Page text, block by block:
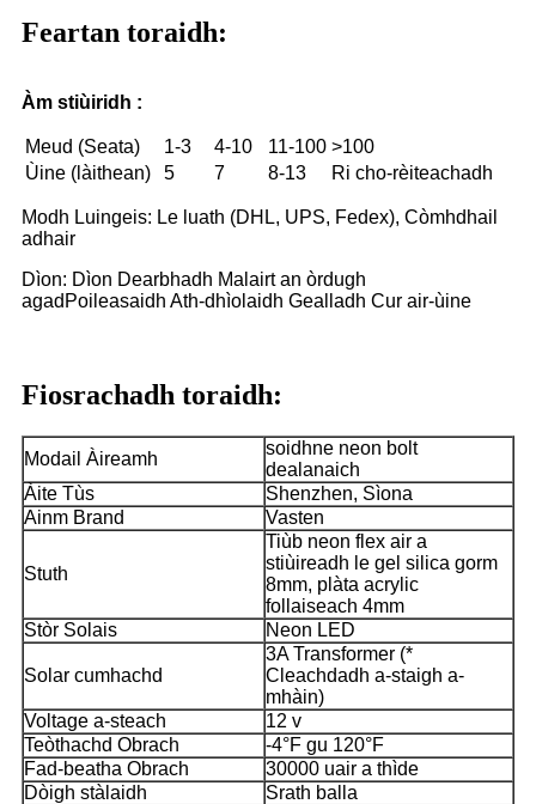
Feartan toraidh:
Àm stiùiridh :
Meud (Seata) 1-3 4-10 11-100 >100
Ùine (làithean)
5 7 8-13 Ri cho-rèiteachadh
Modh Luingeis: Le luath (DHL, UPS, Fedex), Còmhdhail
adhair
Dìon: Dìon Dearbhadh Malairt an òrdugh
agad Poileasaidh Ath-dhìolaidh Gealladh Cur air-ùine
Fiosrachadh toraidh:
Modail Àireamh
soidhne neon bolt
dealanaich
Àite Tùs
Shenzhen, Sìona
Ainm Brand
Vasten
Stuth
Tiùb neon flex air a
stiùireadh le gel silica gorm
8mm, plàta acrylic
follaiseach 4mm
Stòr Solais
Neon LED
Solar cumhachd
3A Transformer (*
Cleachdadh a-staigh a-
mhàin)
Voltage a-steach
12 v
Teòthachd Obrach
-4°F gu 120°F
Fad-beatha Obrach
30000 uair a thìde
Dòigh stàlaidh
Srath balla